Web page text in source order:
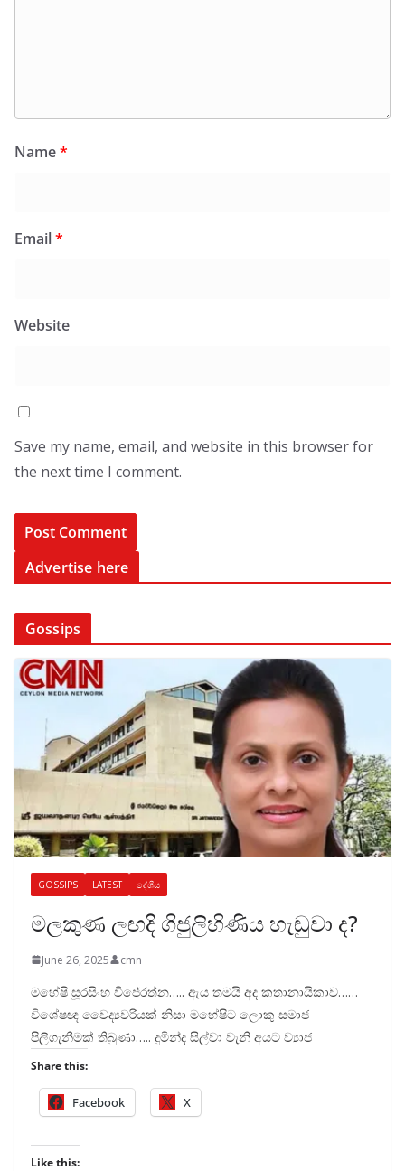
Name*
Email*
Website
Save my name, email, and website in this browser for
the next time I comment.
Advertise here
Gossips
GOSSIPS LATEST දේශීය
මලකුණ ලඟදි ගිජුලිහිණිය හැඬුවා ද?
June 26, 2025 cmn
මහේෂි සූරසිංහ විජේරත්න….. ඇය තමයි අද කතානායිකාව……
විශේෂඥ වෛද්‍යවරියක් නිසා මහේෂිට ලොකු සමාජ
පිලිගැනීමක් තිබුණා….. දුමින්ද සිල්වා වැනි අයට ව්‍යාජ
Share this:
Facebook X
Like this: